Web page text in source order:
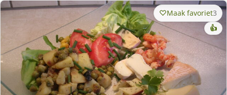
Maak favoriet3
👍